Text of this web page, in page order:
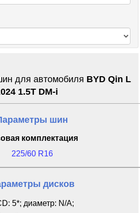
для автомобиля BYD Qin L
1.5T DM-i
шин
комплектация
225/60 R16
дисков
5*; диаметр: N/A;